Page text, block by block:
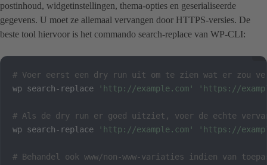
postinhoud, widgetinstellingen, thema-opties en geserialiseerde
gegevens. U moet ze allemaal vervangen door HTTPS-versies. De
beste tool hiervoor is het commando search-replace van WP-CLI:
# Voer eerst een dry run uit om te zien wat er zou
wp search-replace
'http://example.com' 'https://
# Als de dry run er goed uitziet, voer de echte
wp search-replace
'http://example.com' 'https://
# Behandel ook www/non-www-variaties indien van